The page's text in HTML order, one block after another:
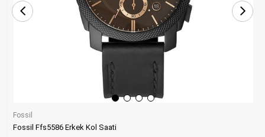
Fossil
Fossil Ffs5586 Erkek Kol Saati